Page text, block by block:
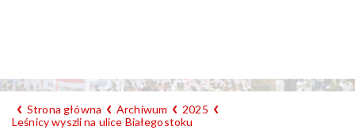
Strona główna Archiwum
2025
Leśnicy wyszli na ulice Białegostoku